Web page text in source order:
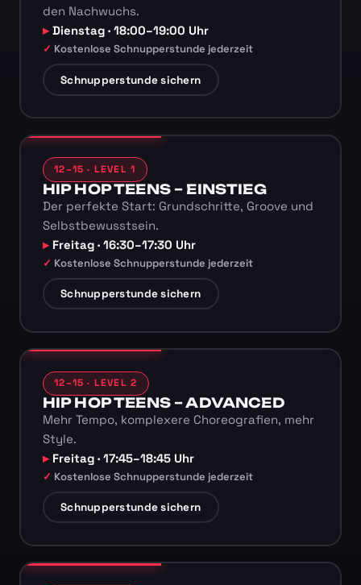
den Nachwuchs.
Dienstag · 18:00–19:00 Uhr
Kostenlose Schnupperstunde jederzeit
Schnupperstunde sichern
12–15 · LEVEL 1
HIP HOP TEENS – EINSTIEG
Der perfekte Start: Grundschritte, Groove und
Selbstbewusstsein.
Freitag · 16:30–17:30 Uhr
Kostenlose Schnupperstunde jederzeit
Schnupperstunde sichern
12–15 · LEVEL 2
HIP HOP TEENS – ADVANCED
Mehr Tempo, komplexere Choreografien, mehr
Style.
Freitag · 17:45–18:45 Uhr
Kostenlose Schnupperstunde jederzeit
Schnupperstunde sichern